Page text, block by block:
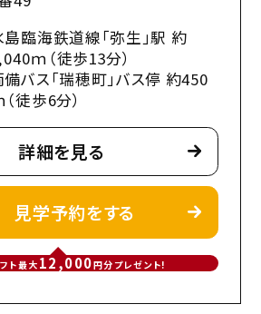
島臨海鉄道線「弥生」駅 約
ｍ（徒歩13分）
備バス「瑞穂町」バス停 約450
（徒歩6分）
詳細を見る
見学予約をする
ト最大12,000円分プレゼント!